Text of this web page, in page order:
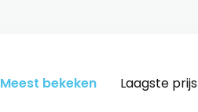
Meest bekeken Laagste prijs